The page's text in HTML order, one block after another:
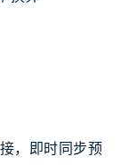
，即时同步预